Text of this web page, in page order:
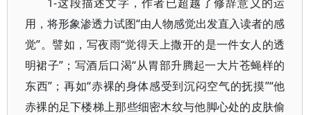
用，将形象渗透力试图“由人物感觉出发直入读者的感
觉”。譬如，写夜雨“觉得天上撒开的是一件女人的透
明裙子”；写酒后口渴“从胃部升腾起一大片苍蝇样的
东西”；再如“赤裸的身体感受到沉闷空气的抚摸”“他
赤裸的足下楼梯上那些细密木纹与他脚心处的皮肤偷